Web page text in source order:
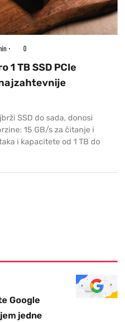
0
1 TB SSD PCIe
SSD do sada, donosi
15 GB/s za čitanje i
i kapacitete od 1 TB do
Google
jedne